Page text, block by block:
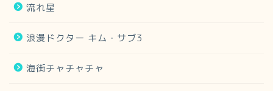
流れ星
浪漫ドクター キム・サブ3
海街チャチャチャ